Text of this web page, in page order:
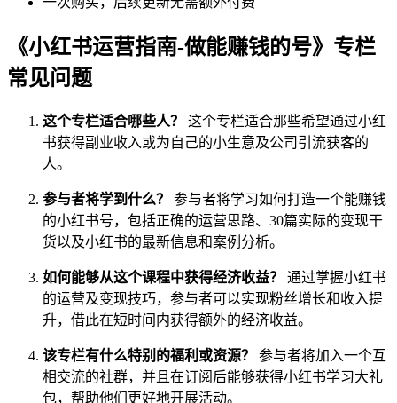
《小红书运营指南-做能赚钱的号》专栏
常见问题
这个专栏适合哪些人？
这个专栏适合那些希望通过小红
书获得副业收入或为自己的小生意及公司引流获客的
人。
参与者将学到什么？
参与者将学习如何打造一个能赚钱
的小红书号，包括正确的运营思路、30篇实际的变现干
货以及小红书的最新信息和案例分析。
如何能够从这个课程中获得经济收益？
通过掌握小红书
的运营及变现技巧，参与者可以实现粉丝增长和收入提
升，借此在短时间内获得额外的经济收益。
该专栏有什么特别的福利或资源？
参与者将加入一个互
相交流的社群，并且在订阅后能够获得小红书学习大礼
包，帮助他们更好地开展活动。